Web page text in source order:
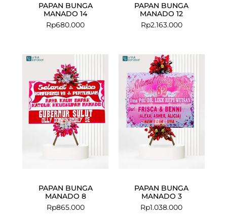
PAPAN BUNGA
MANADO 14
Rp680.000
PAPAN BUNGA
MANADO 12
Rp2.163.000
PAPAN BUNGA
MANADO 8
Rp865.000
PAPAN BUNGA
MANADO 3
Rp1.038.000